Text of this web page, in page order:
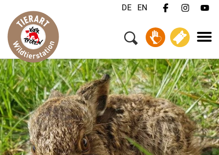
DE EN
Menü
Ihr Besuch
Tiere & Tierschutz
Über uns
Jobs
FAQ
Kontakt
Wildtiernotfall?